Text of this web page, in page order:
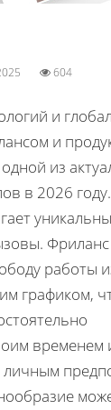
2025 604
и
и
из
в 2026
Фриланс
работы
графиком,
временем
личным